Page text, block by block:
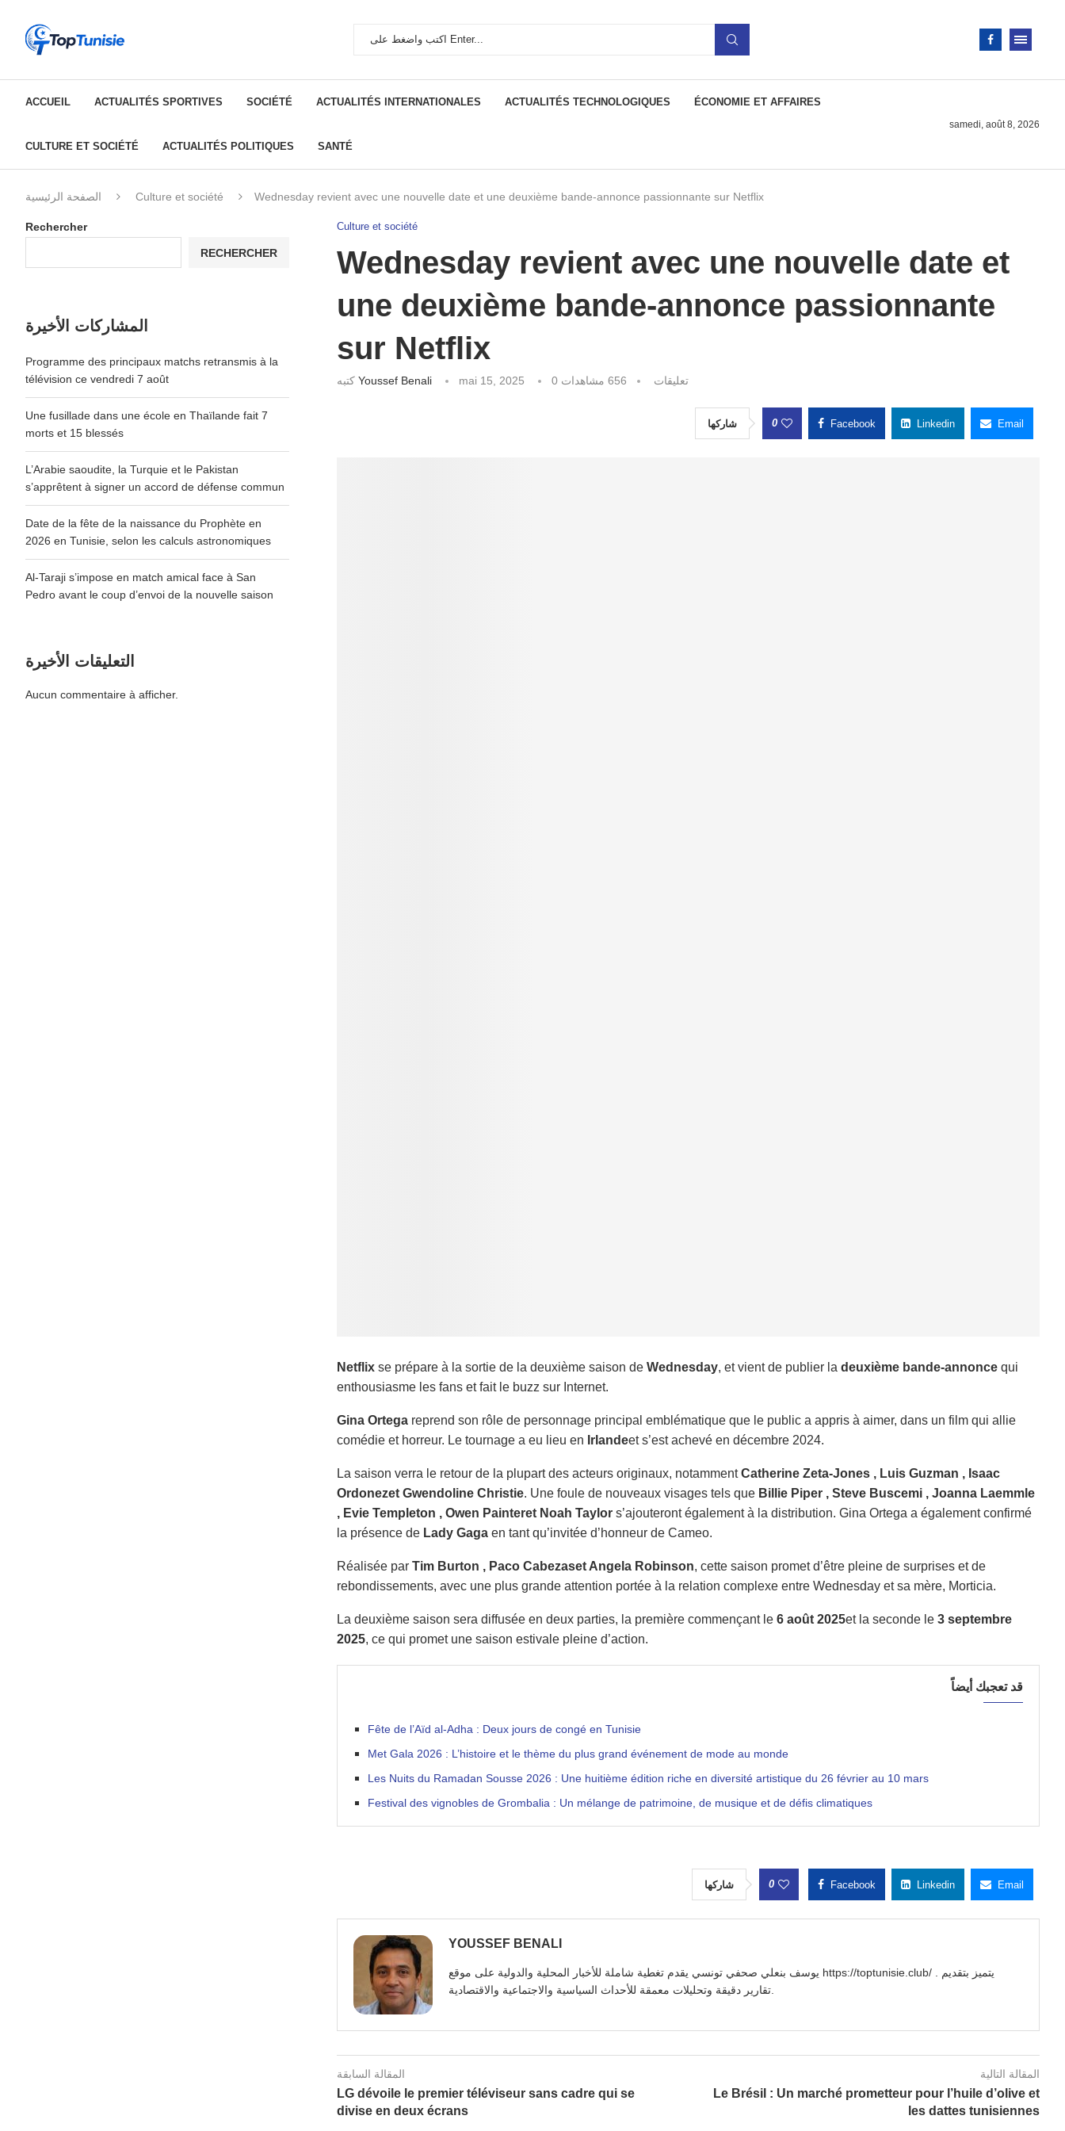
ACCUEIL ACTUALITÉS SPORTIVES SOCIÉTÉ ACTUALITÉS INTERNATIONALES ACTUALITÉS TECHNOLOGIQUES ÉCONOMIE ET AFFAIRES
CULTURE ET SOCIÉTÉ ACTUALITÉS POLITIQUES SANTÉ
samedi, août 8, 2026
الصفحة الرئيسية Culture et société Wednesday revient avec une nouvelle date et une deuxième bande-annonce passionnante sur Netflix
Culture et société
Wednesday revient avec une nouvelle date et
une deuxième bande-annonce passionnante
sur Netflix
كتبه Youssef Benali mai 15, 2025 0 تعليقات 656 مشاهدات
شاركها 0 Facebook Linkedin Email
Netflixse prépare à la sortie de la deuxième saison de Wednesday, et vient de publier la deuxième bande-annoncequi
enthousiasme les fans et fait le buzz sur Internet.
Gina Ortegareprend son rôle de personnage principal emblématique que le public a appris à aimer, dans un film qui allie
comédie et horreur. Le tournage a eu lieu en Irlandeet s’est achevé en décembre 2024.
La saison verra le retour de la plupart des acteurs originaux, notammentCatherine Zeta-Jones , Luis Guzman , Isaac
Ordonezet Gwendoline Christie. Une foule de nouveaux visages tels que Billie Piper , Steve Buscemi , Joanna Laemmle
, Evie Templeton , Owen Painteret Noah Taylors’ajouteront également à la distribution. Gina Ortega a également confirmé
la présence de Lady Gagaen tant qu’invitée d’honneur de Cameo.
Réalisée par Tim Burton , Paco Cabezaset Angela Robinson, cette saison promet d’être pleine de surprises et de
rebondissements, avec une plus grande attention portée à la relation complexe entre Wednesday et sa mère, Morticia.
La deuxième saison sera diffusée en deux parties, la première commençant le 6 août 2025et la seconde le 3 septembre
2025, ce qui promet une saison estivale pleine d’action.
قد تعجبك أيضاً
Fête de l’Aïd al-Adha : Deux jours de congé en Tunisie
Met Gala 2026 : L’histoire et le thème du plus grand événement de mode au monde
Les Nuits du Ramadan Sousse 2026 : Une huitième édition riche en diversité artistique du 26 février au 10 mars
Festival des vignobles de Grombalia : Un mélange de patrimoine, de musique et de défis climatiques
شاركها 0 Facebook Linkedin Email
YOUSSEF BENALI
يوسف بنعلي صحفي تونسي يقدم تغطية شاملة للأخبار المحلية والدولية على موقع https://toptunisie.club/ . يتميز بتقديم
تقارير دقيقة وتحليلات معمقة للأحداث السياسية والاجتماعية والاقتصادية.
المقالة السابقة
LG dévoile le premier téléviseur sans cadre qui se
divise en deux écrans
المقالة التالية
Le Brésil : Un marché prometteur pour l’huile d’olive et
les dattes tunisiennes
Rechercher
RECHERCHER
المشاركات الأخيرة
Programme des principaux matchs retransmis à la
télévision ce vendredi 7 août
Une fusillade dans une école en Thaïlande fait 7
morts et 15 blessés
L’Arabie saoudite, la Turquie et le Pakistan
s’apprêtent à signer un accord de défense commun
Date de la fête de la naissance du Prophète en
2026 en Tunisie, selon les calculs astronomiques
Al-Taraji s’impose en match amical face à San
Pedro avant le coup d’envoi de la nouvelle saison
التعليقات الأخيرة
Aucun commentaire à afficher.